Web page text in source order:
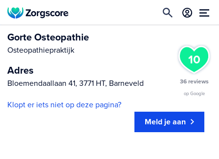
10
36 reviews
op Google
Gorte Osteopathie
Osteopathiepraktijk
Adres
Bloemendaallaan 41, 3771 HT, Barneveld
Klopt er iets niet op deze pagina?
Meld je aan